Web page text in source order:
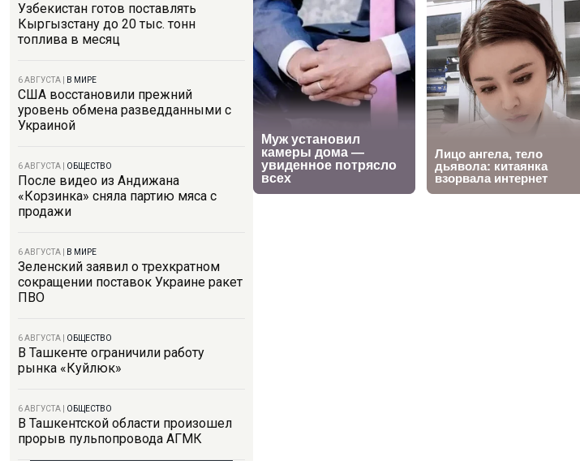
Узбекистан готов поставлять
Кыргызстану до 20 тыс. тонн
топлива в месяц
6 АВГУСТА В МИРЕ
США восстановили прежний
уровень обмена разведданными с
Украиной
6 АВГУСТА ОБЩЕСТВО
После видео из Андижана
«Корзинка» сняла партию мяса с
продажи
6 АВГУСТА В МИРЕ
Зеленский заявил о трехкратном
сокращении поставок Украине ракет
ПВО
6 АВГУСТА ОБЩЕСТВО
В Ташкенте ограничили работу
рынка «Куйлюк»
6 АВГУСТА ОБЩЕСТВО
В Ташкентской области произошел
прорыв пульпопровода АГМК